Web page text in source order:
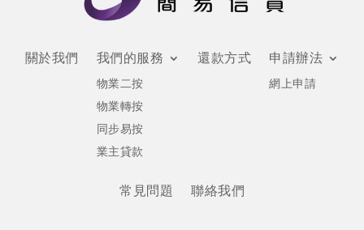
關於我們 我們的服務
物業二按
物業轉按
同步易按
業主貸款
還款方式 申請辦法
網上申請
常見問題 聯絡我們